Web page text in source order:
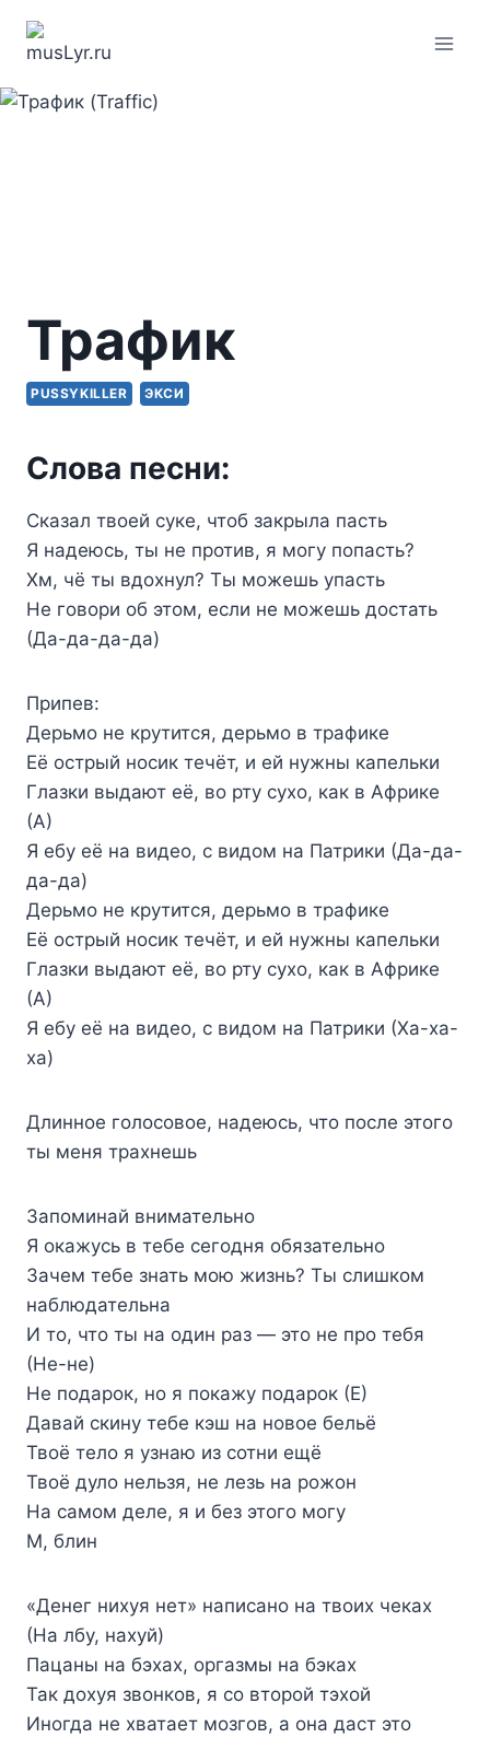
Трафик
PUSSYKILLER ЭКСИ
Слова песни:
Сказал твоей суке, чтоб закрыла пасть
Я надеюсь, ты не против, я могу попасть?
Хм, чё ты вдохнул? Ты можешь упасть
Не говори об этом, если не можешь достать
(Да-да-да-да)
Припев:
Дерьмо не крутится, дерьмо в трафике
Её острый носик течёт, и ей нужны капельки
Глазки выдают её, во рту сухо, как в Африке
(А)
Я ебу её на видео, с видом на Патрики (Да-да-
да-да)
Дерьмо не крутится, дерьмо в трафике
Её острый носик течёт, и ей нужны капельки
Глазки выдают её, во рту сухо, как в Африке
(А)
Я ебу её на видео, с видом на Патрики (Ха-ха-
ха)
Длинное голосовое, надеюсь, что после этого
ты меня трахнешь
Запоминай внимательно
Я окажусь в тебе сегодня обязательно
Зачем тебе знать мою жизнь? Ты слишком
наблюдательна
И то, что ты на один раз — это не про тебя
(Не-не)
Не подарок, но я покажу подарок (Е)
Давай скину тебе кэш на новое бельё
Твоё тело я узнаю из сотни ещё
Твоё дуло нельзя, не лезь на рожон
На самом деле, я и без этого могу
М, блин
«Денег нихуя нет» написано на твоих чеках
(На лбу, нахуй)
Пацаны на бэхах, оргазмы на бэках
Так дохуя звонков, я со второй тэхой
Иногда не хватает мозгов, а она даст это